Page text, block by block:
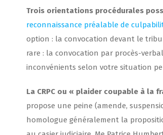
Trois orientations procédurales
reconnaissance préalable de
option : la convocation devant le
rare : la convocation par procès-
inconvénients selon votre situation
La CRPC ou « plaider coupable à la
propose une peine (amende,
homologue généralement la